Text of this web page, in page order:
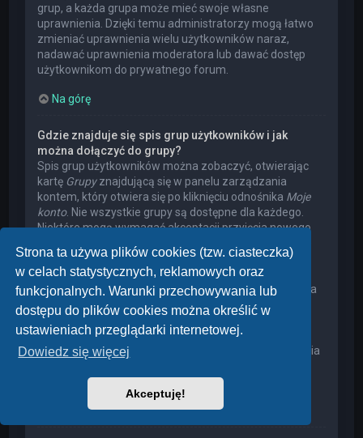
Strona ta używa plików cookies (tzw. ciasteczka)
w celach statystycznych, reklamowych oraz
funkcjonalnych. Warunki przechowywania lub
dostępu do plików cookies można określić w
ustawieniach przeglądarki internetowej.
Dowiedz się więcej
Akceptuję!
grup, a każda grupa może mieć swoje własne
uprawnienia. Dzięki temu administratorzy mogą łatwo
zmieniać uprawnienia wielu użytkowników naraz,
nadawać uprawnienia moderatora lub dawać dostęp
użytkownikom do prywatnego forum.
Na górę
Gdzie znajduje się spis grup użytkowników i jak
można dołączyć do grupy?
Spis grup użytkowników można zobaczyć, otwierając
kartę Grupyznajdującą się w panelu zarządzania
kontem, który otwiera się po kliknięciu odnośnika Moje
konto. Nie wszystkie grupy są dostępne dla każdego.
Niektóre mogą wymagać akceptacji przyjęcia nowego
mogą mieć ukrytych członków. Użytkownik może
poprosić o przyjęcie do danej grupy, naciskając
odpowiedni przycisk. Prośba o przyjęcie do grupy, która
wymaga akceptacji przyjęcia nowego członka, musi
zostać zaakceptowana przez lidera grupy. Może on
poprosić użytkownika o podanie wyjaśnień, dlaczego
chce on dołączyć do tej grupy. W przypadku otrzymania
pytaniami – widocznie miał on swoje powody.
Na górę